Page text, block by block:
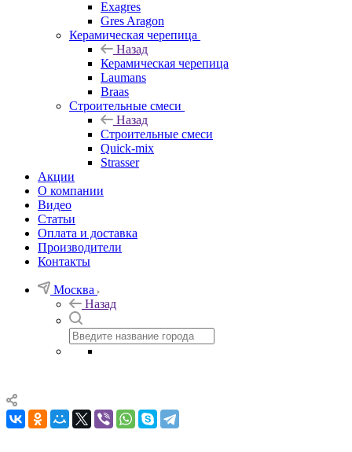
Exagres
Gres Aragon
Керамическая черепица
Назад
Керамическая черепица
Laumans
Braas
Строительные смеси
Назад
Строительные смеси
Quick-mix
Strasser
Акции
О компании
Видео
Статьи
Оплата и доставка
Производители
Контакты
Москва
Назад